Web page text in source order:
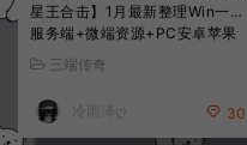
星王合击】1月最新整理Win一键
服务端+微端资源+PC安卓苹果
+详细搭建教程
三端传奇
冷雨泽ღ 30